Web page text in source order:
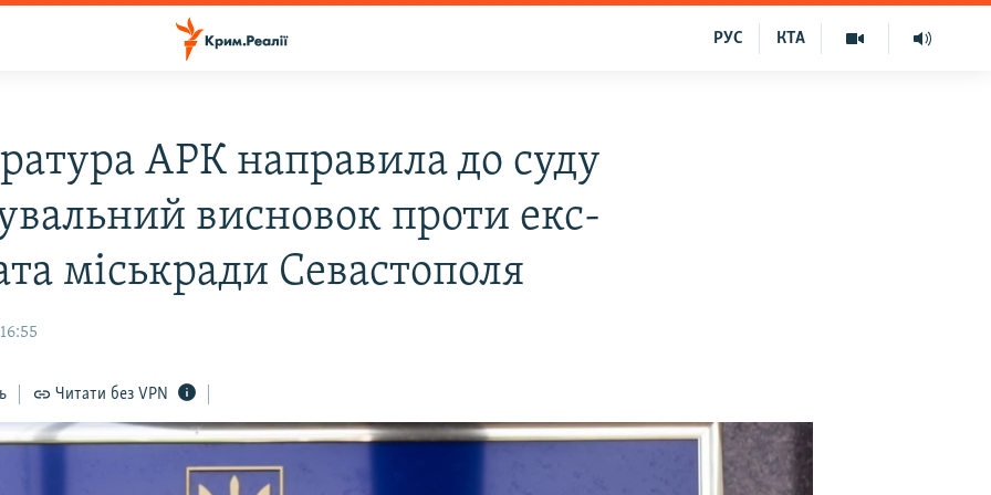
КТА
РУС
АРК направила до суду
висновок проти екс-
міськради Севастополя
Читати без VPN